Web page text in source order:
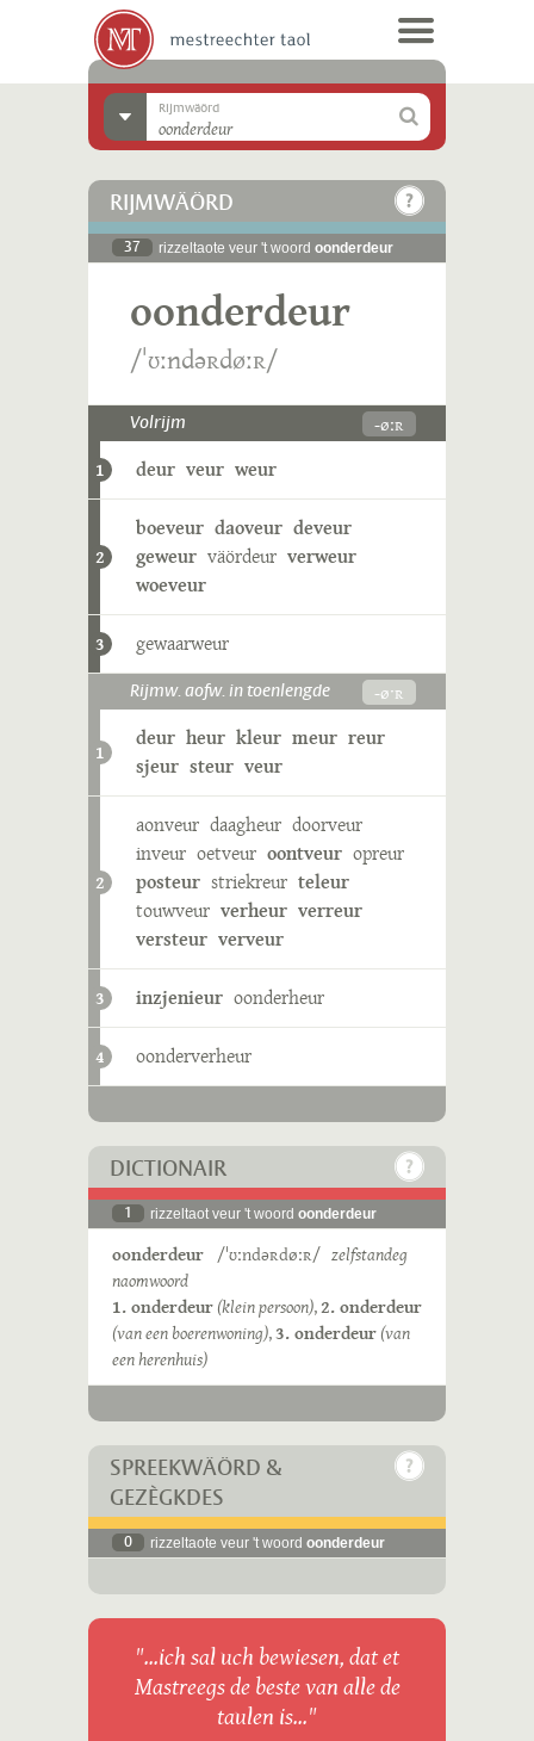
Rijmwäörd
RIJMWÄÖRD
37 rizzeltaote veur 't woord oonderdeur
oonderdeur
/ˈʊːndəʀdøːʀ/
Volrijm -øːʀ
1 deur veur weur
2
boeveur daoveur deveur
geweur väördeur verweur
woeveur
3 gewaarweur
Rijmw. aofw. in toenlengde -øˑʀ
1
deur heur kleur meur reur
sjeur steur veur
2
aonveur daagheur doorveur
inveur oetveur oontveur opreur
posteur striekreur teleur
touwveur verheur verreur
versteur verveur
3 inzjenieur oonderheur
4 oonderverheur
DICTIONAIR
1 rizzeltaot veur 't woord oonderdeur
oonderdeur /ˈʊːndəʀdøːʀ/ zelfstandeg
naomwoord
1. onderdeur(klein persoon),2. onderdeur
(van een boerenwoning),3. onderdeur(van
een herenhuis)
SPREEKWÄÖRD &
GEZÈGKDES
0 rizzeltaote veur 't woord oonderdeur
"...ich sal uch bewiesen, dat et
Mastreegs de beste van alle de
taulen is..."